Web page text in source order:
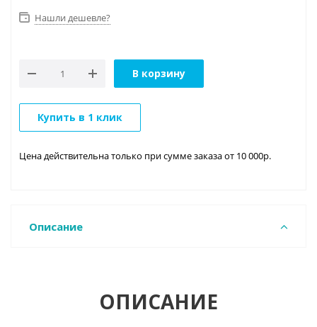
Нашли дешевле?
В корзину
Купить в 1 клик
Цена действительна только при сумме заказа от 10 000р.
Описание
ОПИСАНИЕ